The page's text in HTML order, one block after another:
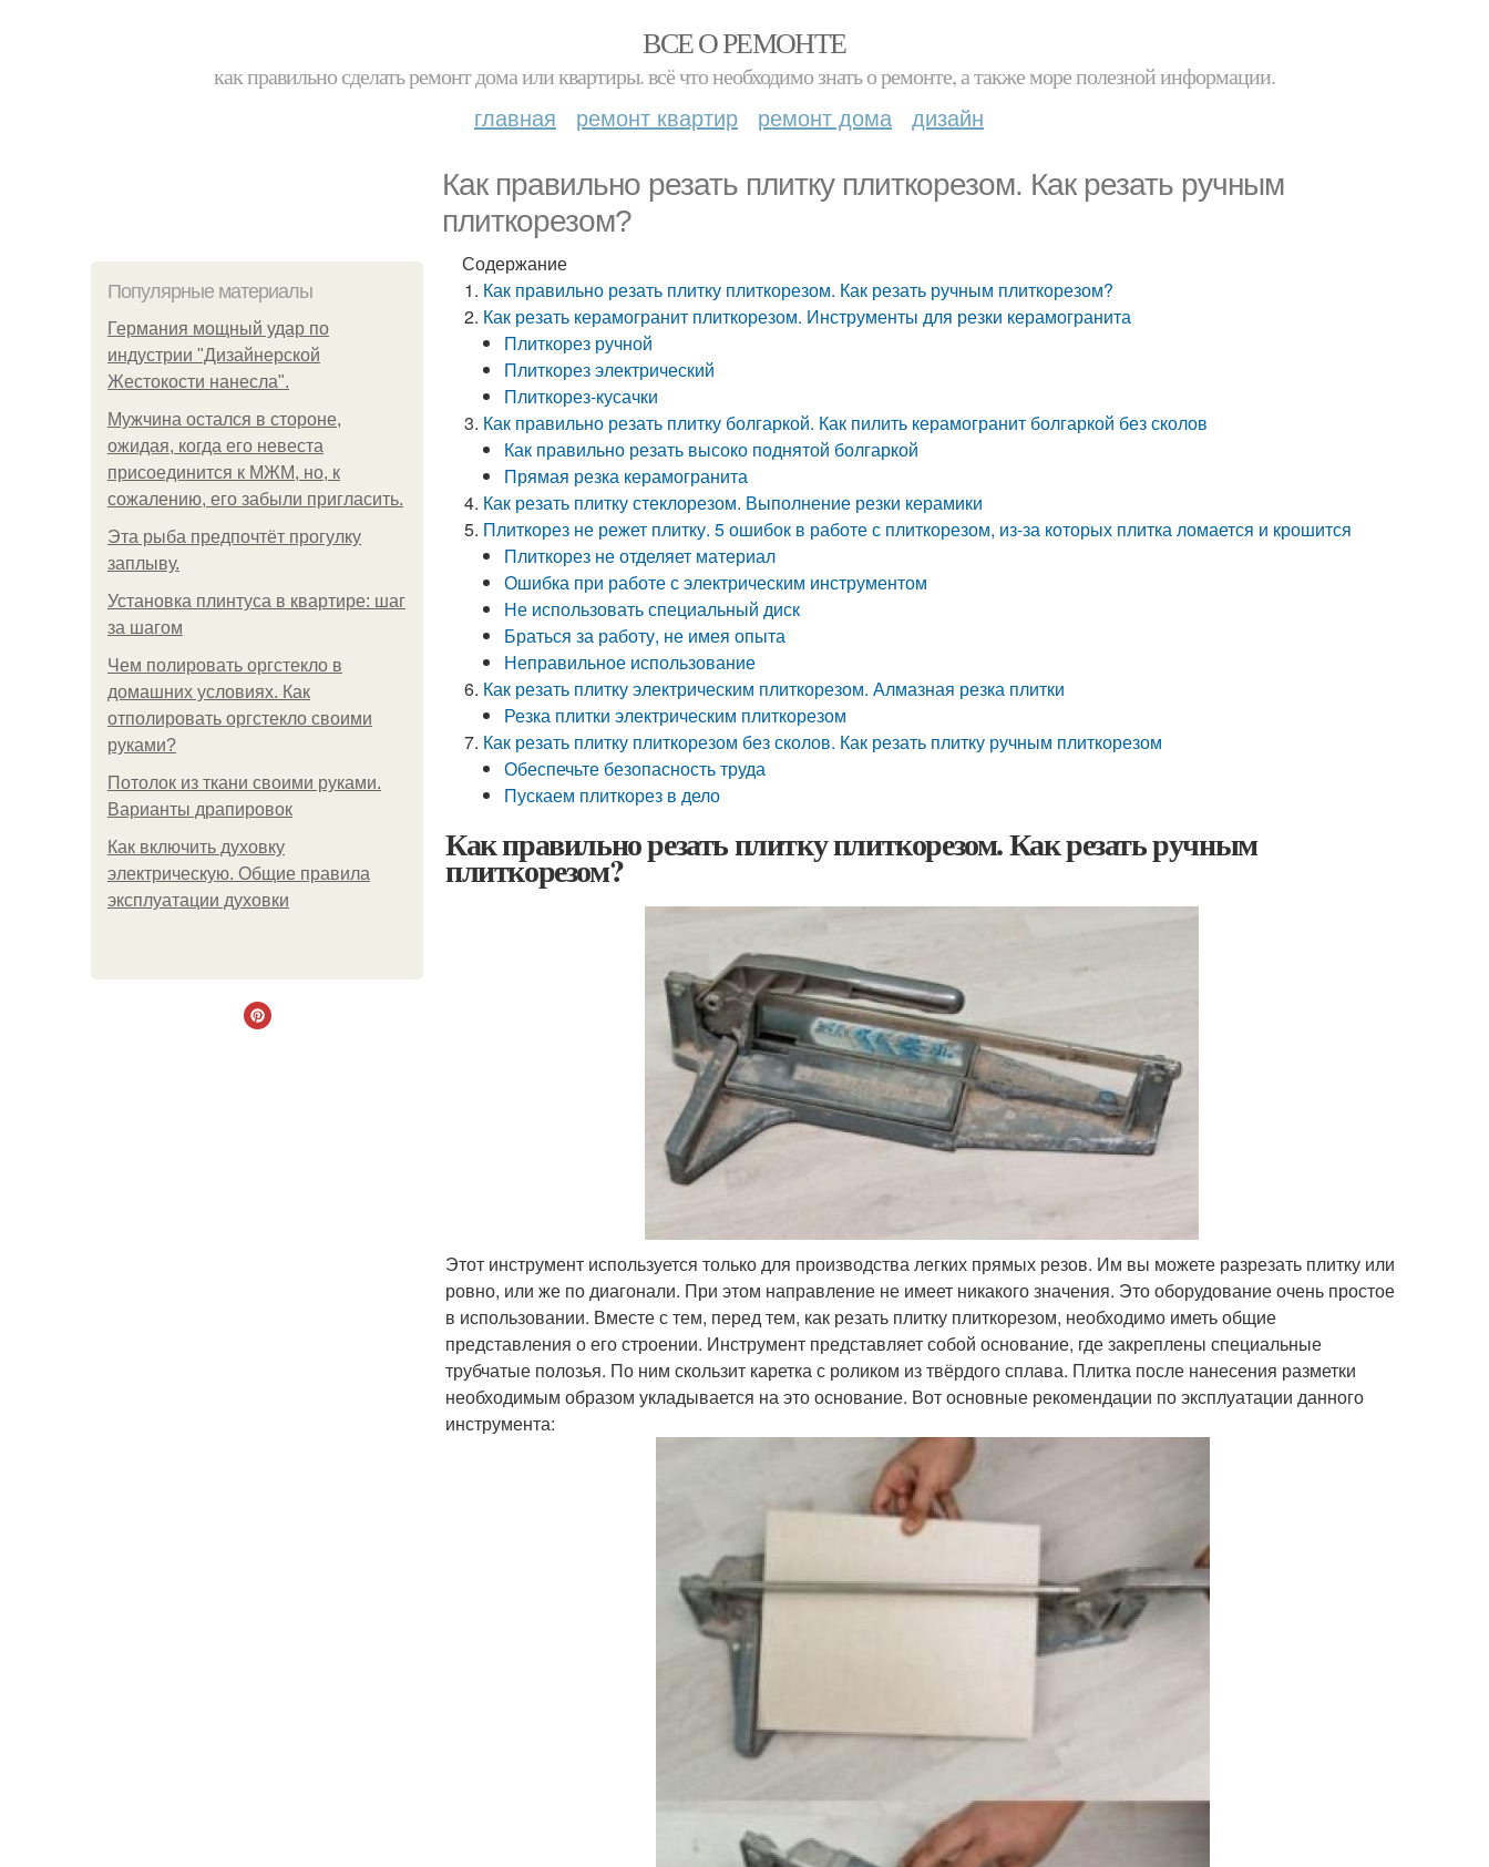
ВСЕ О РЕМОНТЕ
как правильно сделать ремонт дома или квартиры. всё что необходимо знать о ремонте, а также море полезной информации.
главная ремонт квартир ремонт дома дизайн
Как правильно резать плитку плиткорезом. Как резать ручным
плиткорезом?
Популярные материалы
Германия мощный удар по
индустрии "Дизайнерской
Жестокости нанесла".
Мужчина остался в стороне,
ожидая, когда его невеста
присоединится к МЖМ, но, к
сожалению, его забыли пригласить.
Эта рыба предпочтёт прогулку
заплыву.
Установка плинтуса в квартире: шаг
за шагом
Чем полировать оргстекло в
домашних условиях. Как
отполировать оргстекло своими
руками?
Потолок из ткани своими руками.
Варианты драпировок
Как включить духовку
электрическую. Общие правила
эксплуатации духовки
Содержание
Как правильно резать плитку плиткорезом. Как резать ручным плиткорезом?
Как резать керамогранит плиткорезом. Инструменты для резки керамогранита
Плиткорез ручной
Плиткорез электрический
Плиткорез-кусачки
Как правильно резать плитку болгаркой. Как пилить керамогранит болгаркой без сколов
Как правильно резать высоко поднятой болгаркой
Прямая резка керамогранита
Как резать плитку стеклорезом. Выполнение резки керамики
Плиткорез не режет плитку. 5 ошибок в работе с плиткорезом, из-за которых плитка ломается и крошится
Плиткорез не отделяет материал
Ошибка при работе с электрическим инструментом
Не использовать специальный диск
Браться за работу, не имея опыта
Неправильное использование
Как резать плитку электрическим плиткорезом. Алмазная резка плитки
Резка плитки электрическим плиткорезом
Как резать плитку плиткорезом без сколов. Как резать плитку ручным плиткорезом
Обеспечьте безопасность труда
Пускаем плиткорез в дело
Как правильно резать плитку плиткорезом. Как резать ручным
плиткорезом?
Этот инструмент используется только для производства легких прямых резов. Им вы можете разрезать плитку или
ровно, или же по диагонали. При этом направление не имеет никакого значения. Это оборудование очень простое
в использовании. Вместе с тем, перед тем, как резать плитку плиткорезом, необходимо иметь общие
представления о его строении. Инструмент представляет собой основание, где закреплены специальные
трубчатые полозья. По ним скользит каретка с роликом из твёрдого сплава. Плитка после нанесения разметки
необходимым образом укладывается на это основание. Вот основные рекомендации по эксплуатации данного
инструмента: